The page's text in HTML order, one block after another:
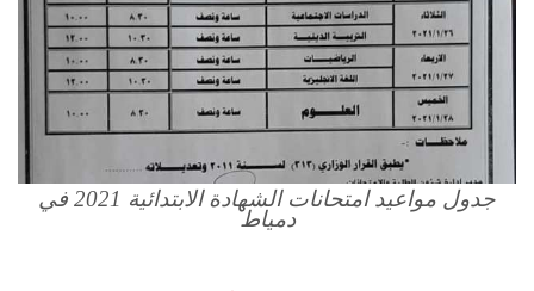
جدول مواعيد امتحانات الشهادة الابتدائية 2021 في
دمياط